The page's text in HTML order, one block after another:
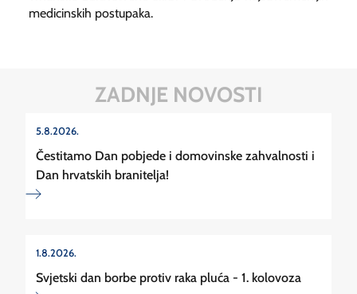
medicinskih postupaka.
ZADNJE NOVOSTI
5.8.2026.
Čestitamo Dan pobjede i domovinske zahvalnosti i
Dan hrvatskih branitelja!
1.8.2026.
Svjetski dan borbe protiv raka pluća - 1. kolovoza